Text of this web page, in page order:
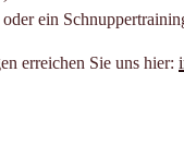
ein
erreichen Sie uns hier: